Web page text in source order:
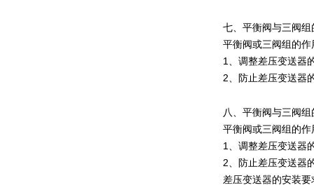
七、平衡阀与三阀
平衡阀或三阀组的作
1、调整差压变送器
2、防止差压变送器
八、平衡阀与三阀
平衡阀或三阀组的
1、调整差压变送器
2、防止差压变送器
差压变送器的安装